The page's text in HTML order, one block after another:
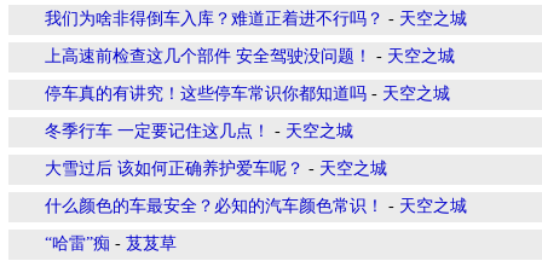
我们为啥非得倒车入库？难道正着进不行吗？ - 天空之城
上高速前检查这几个部件 安全驾驶没问题！ - 天空之城
停车真的有讲究！这些停车常识你都知道吗 - 天空之城
冬季行车 一定要记住这几点！ - 天空之城
大雪过后 该如何正确养护爱车呢？ - 天空之城
什么颜色的车最安全？必知的汽车颜色常识！ - 天空之城
“哈雷”痴 - 芨芨草